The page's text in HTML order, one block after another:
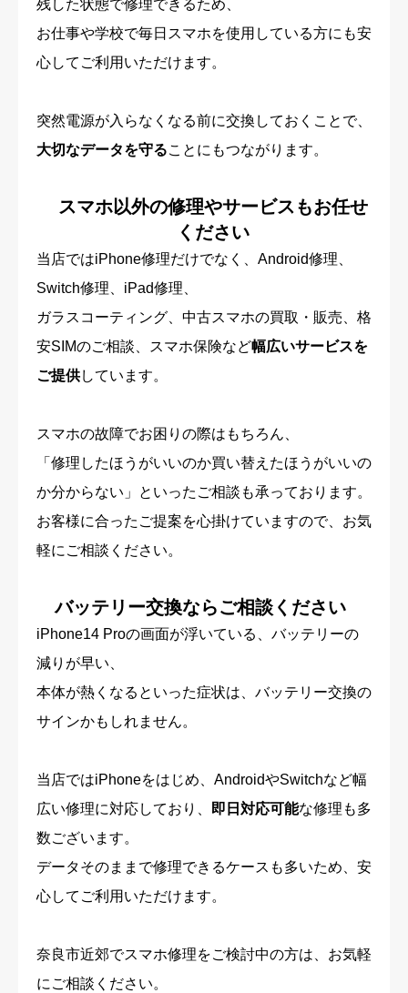
残した状態で修理できるため、
お仕事や学校で毎日スマホを使用している方にも安
心してご利用いただけます。
突然電源が入らなくなる前に交換しておくことで、
大切なデータを守ることにもつながります。
スマホ以外の修理やサービスもお任せ
ください
当店ではiPhone修理だけでなく、Android修理、
Switch修理、iPad修理、
ガラスコーティング、中古スマホの買取・販売、格
安SIMのご相談、スマホ保険など幅広いサービスを
ご提供しています。
スマホの故障でお困りの際はもちろん、
「修理したほうがいいのか買い替えたほうがいいの
か分からない」といったご相談も承っております。
お客様に合ったご提案を心掛けていますので、お気
軽にご相談ください。
バッテリー交換ならご相談ください
iPhone14 Proの画面が浮いている、バッテリーの
減りが早い、
本体が熱くなるといった症状は、バッテリー交換の
サインかもしれません。
当店ではiPhoneをはじめ、AndroidやSwitchなど幅
広い修理に対応しており、
即日対応可能な修理も多
数ございます。
データそのままで修理できるケースも多いため、安
心してご利用いただけます。
奈良市近郊でスマホ修理をご検討中の方は、お気軽
にご相談ください。